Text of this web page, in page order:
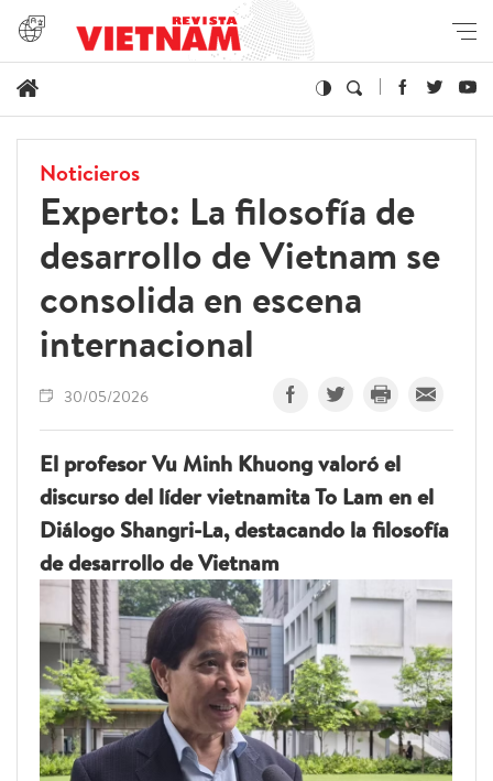
Noticieros
Experto: La filosofía de
desarrollo de Vietnam se
consolida en escena
internacional
30/05/2026
El profesor Vu Minh Khuong valoró el
discurso del líder vietnamita To Lam en el
Diálogo Shangri-La, destacando la filosofía
de desarrollo de Vietnam